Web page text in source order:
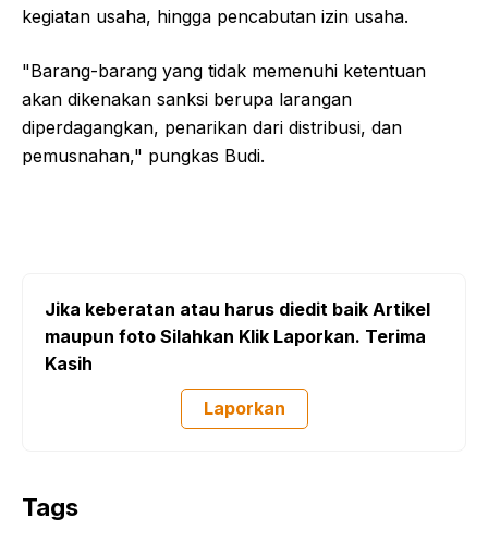
kegiatan usaha, hingga pencabutan izin usaha.
"Barang-barang yang tidak memenuhi ketentuan
akan dikenakan sanksi berupa larangan
diperdagangkan, penarikan dari distribusi, dan
pemusnahan," pungkas Budi.
Jika keberatan atau harus diedit baik Artikel
maupun foto Silahkan Klik Laporkan. Terima
Kasih
Laporkan
Tags